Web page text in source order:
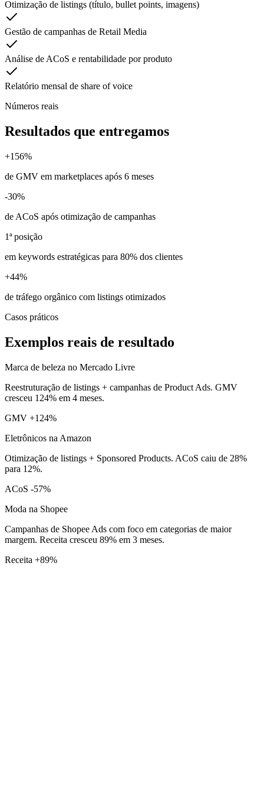
Otimização de listings (título, bullet points, imagens)
Gestão de campanhas de Retail Media
Análise de ACoS e rentabilidade por produto
Relatório mensal de share of voice
Números reais
Resultados que entregamos
+156%
de GMV em marketplaces após 6 meses
-30%
de ACoS após otimização de campanhas
1ª posição
em keywords estratégicas para 80% dos clientes
+44%
de tráfego orgânico com listings otimizados
Casos práticos
Exemplos reais de resultado
Marca de beleza no Mercado Livre
Reestruturação de listings + campanhas de Product Ads. GMV
cresceu 124% em 4 meses.
GMV +124%
Eletrônicos na Amazon
Otimização de listings + Sponsored Products. ACoS caiu de 28%
para 12%.
ACoS -57%
Moda na Shopee
Campanhas de Shopee Ads com foco em categorias de maior
margem. Receita cresceu 89% em 3 meses.
Receita +89%